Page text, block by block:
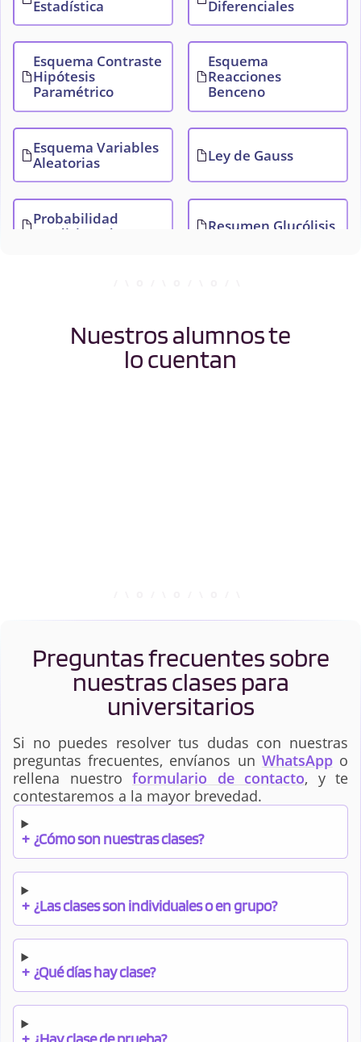
Estadística
Diferenciales
Esquema Contraste
Hipótesis
Paramétrico
Esquema
Reacciones
Benceno
Esquema Variables
Aleatorias
Ley de Gauss
Probabilidad
condicionada
Resumen Glucólisis
Nuestros alumnos te
lo cuentan
Preguntas frecuentes sobre
nuestras clases para
universitarios
Si no puedes resolver tus dudas con nuestras
preguntas frecuentes, envíanos un WhatsAppo
rellena nuestro formulario de contacto, y te
contestaremos a la mayor brevedad.
+ ¿Cómo son nuestras clases?
+ ¿Las clases son individuales o en grupo?
+ ¿Qué días hay clase?